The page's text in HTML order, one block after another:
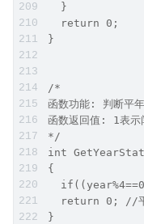
  }
  return 0;
}
/*
函数功能: 判断平
函数返回值: 1表
*/
int
{
return 0; //
}